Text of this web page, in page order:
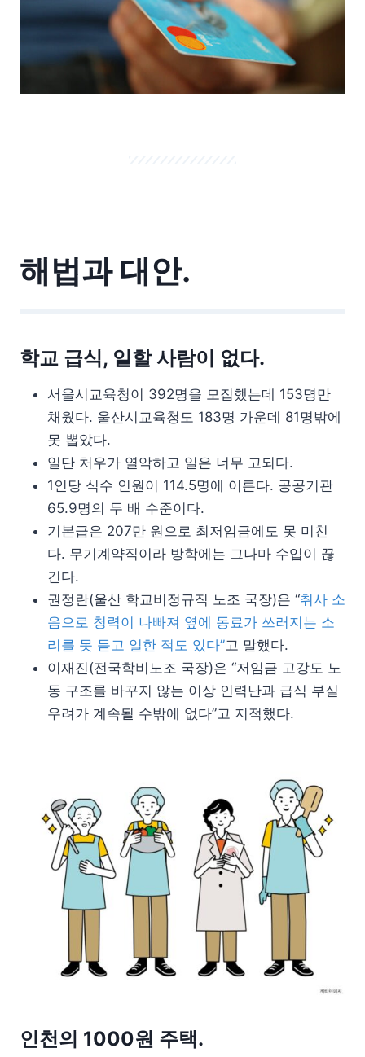
해법과 대안.
학교 급식, 일할 사람이 없다.
서울시교육청이 392명을 모집했는데 153명만
채웠다. 울산시교육청도 183명 가운데 81명밖에
못 뽑았다.
일단 처우가 열악하고 일은 너무 고되다.
1인당 식수 인원이 114.5명에 이른다. 공공기관
65.9명의 두 배 수준이다.
기본급은 207만 원으로 최저임금에도 못 미친
다. 무기계약직이라 방학에는 그나마 수입이 끊
긴다.
권정란(울산 학교비정규직 노조 국장)은 “취사 소
음으로 청력이 나빠져 옆에 동료가 쓰러지는 소
리를 못 듣고 일한 적도 있다”고 말했다.
이재진(전국학비노조 국장)은 “저임금 고강도 노
동 구조를 바꾸지 않는 이상 인력난과 급식 부실
우려가 계속될 수밖에 없다”고 지적했다.
인천의 1000원 주택.